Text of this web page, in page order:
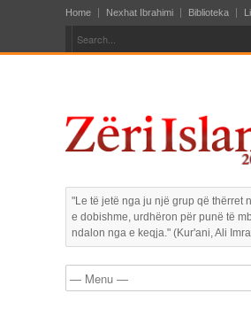
Home Nexhat Ibrahimi Biblioteka
"Le të jetë nga ju një grup që thërret
e dobishme, urdhëron për punë të
ndalon nga e keqja." (Kur'ani, Ali